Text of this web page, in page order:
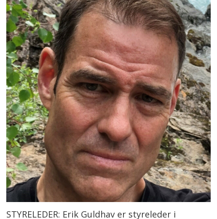
STYRELEDER: Erik Guldhav er styreleder i